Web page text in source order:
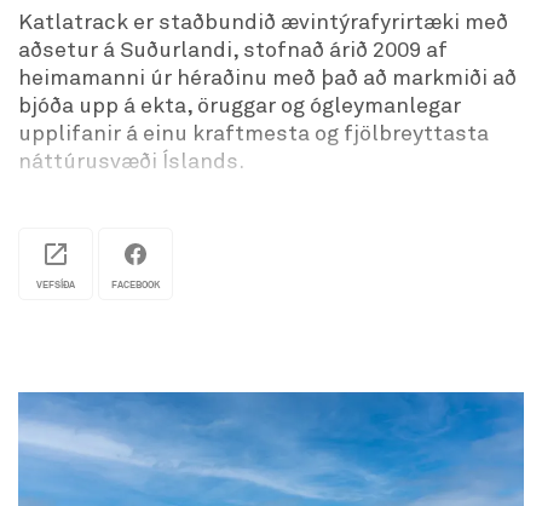
Katlatrack er staðbundið ævintýrafyrirtæki með
aðsetur á Suðurlandi, stofnað árið 2009 af
heimamanni úr héraðinu með það að markmiði að
bjóða upp á ekta, öruggar og ógleymanlegar
upplifanir á einu kraftmesta og fjölbreyttasta
náttúrusvæði Íslands.
náttúrunni. Í boði eru bæði einkaferðir og opnar
ferðir, með allt að 12 manns í hópi.
goðsagnakennda eldfjall Kötlu, eitt af öflugustu
og virkustu eldfjöllum landsins. Þetta stórbrotna
umhverfi jökla, svartra sandeyðimarka,
eldfjallalandslags og hálendisdala skapar
kjöraðstæður fyrir fjölbreyttar ævintýraferðir
VEFSÍÐA FACEBOOK